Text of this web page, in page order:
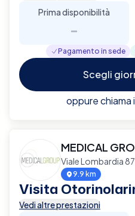
Prima disponibilità
-
Pagamento in sede
Scegli
oppure chiama
MEDICAL
Viale Lombardia
9.9 km
Visita
Vedi altre prestazioni